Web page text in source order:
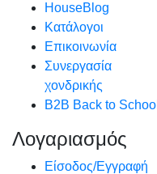
HouseBlog
Κατάλογοι
Επικοινωνία
Συνεργασία
χονδρικής
B2B Back to School
Λογαριασμός
Είσοδος/Εγγραφή